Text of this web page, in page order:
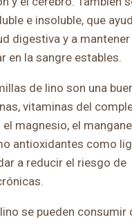
e insoluble, que
digestiva y a
en la sangre estables.
de lino son una
vitaminas del
magnesio, el
antioxidantes como
a reducir el riesgo de
se pueden consumir